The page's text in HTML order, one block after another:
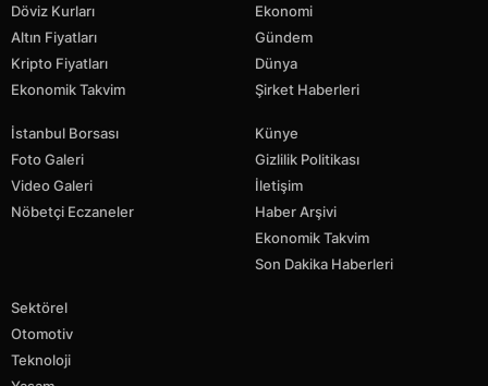
Döviz Kurları
Altın Fiyatları
Kripto Fiyatları
Ekonomik Takvim
Ekonomi
Gündem
Dünya
Şirket Haberleri
İstanbul Borsası
Foto Galeri
Video Galeri
Nöbetçi Eczaneler
Künye
Gizlilik Politikası
İletişim
Haber Arşivi
Ekonomik Takvim
Son Dakika Haberleri
Sektörel
Otomotiv
Teknoloji